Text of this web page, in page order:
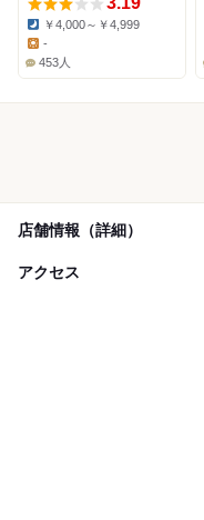
Dinner:
￥4,000～￥4,999
-
453人
店舗情報（詳細）
アクセス